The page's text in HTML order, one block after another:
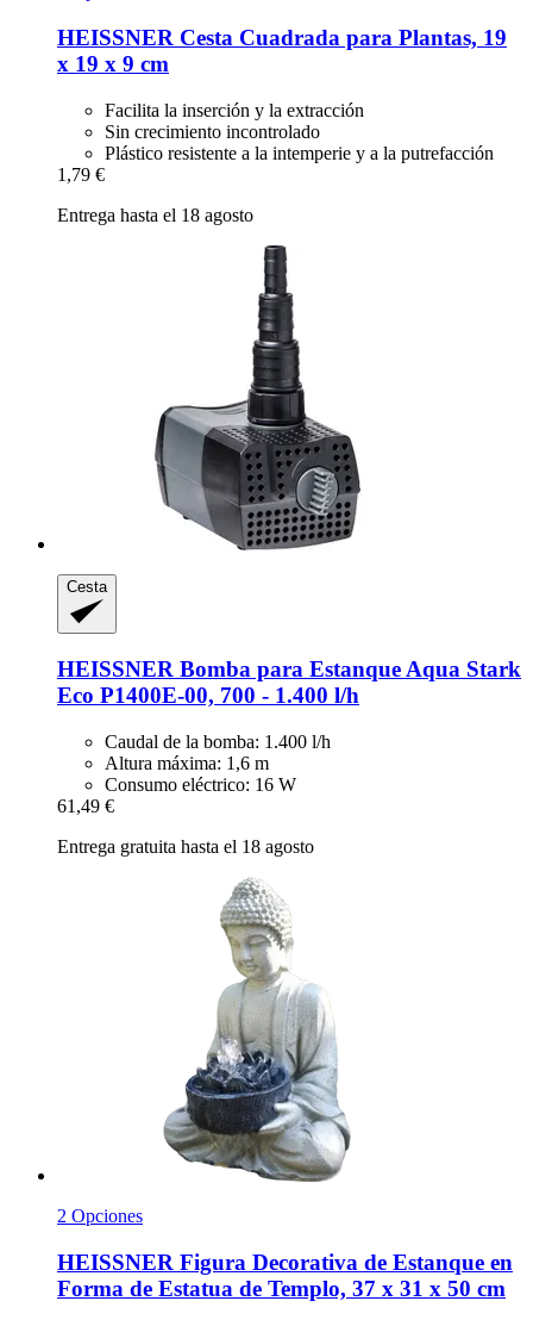
HEISSNER Cesta Cuadrada para Plantas, 19
x 19 x 9 cm
Facilita la inserción y la extracción
Sin crecimiento incontrolado
Plástico resistente a la intemperie y a la putrefacción
1,79 €
Entrega hasta el 18 agosto
Cesta
HEISSNER Bomba para Estanque Aqua Stark
Eco P1400E-​00, 700 -​ 1.400 l/h
Caudal de la bomba: 1.400 l/h
Altura máxima: 1,6 m
Consumo eléctrico: 16 W
61,49 €
Entrega gratuita hasta el 18 agosto
2 Opciones
HEISSNER Figura Decorativa de Estanque en
Forma de Estatua de Templo, 37 x 31 x 50 cm